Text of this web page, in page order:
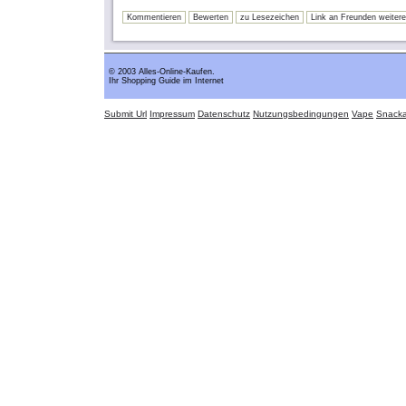
Kommentieren Bewerten zu Lesezeichen Link an Freunden
© 2003 Alles-Online-Kaufen.
Ihr Shopping Guide im Internet
Submit Url Impressum Datenschutz Nutzungsbedingungen Vape